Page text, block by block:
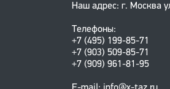
Наш адрес: г. Москва
Телефоны:
+7 (495) 199-85-71
+7 (903) 509-85-71
+7 (909) 961-81-95